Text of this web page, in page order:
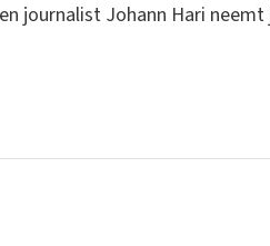
journalist Johann Hari neemt